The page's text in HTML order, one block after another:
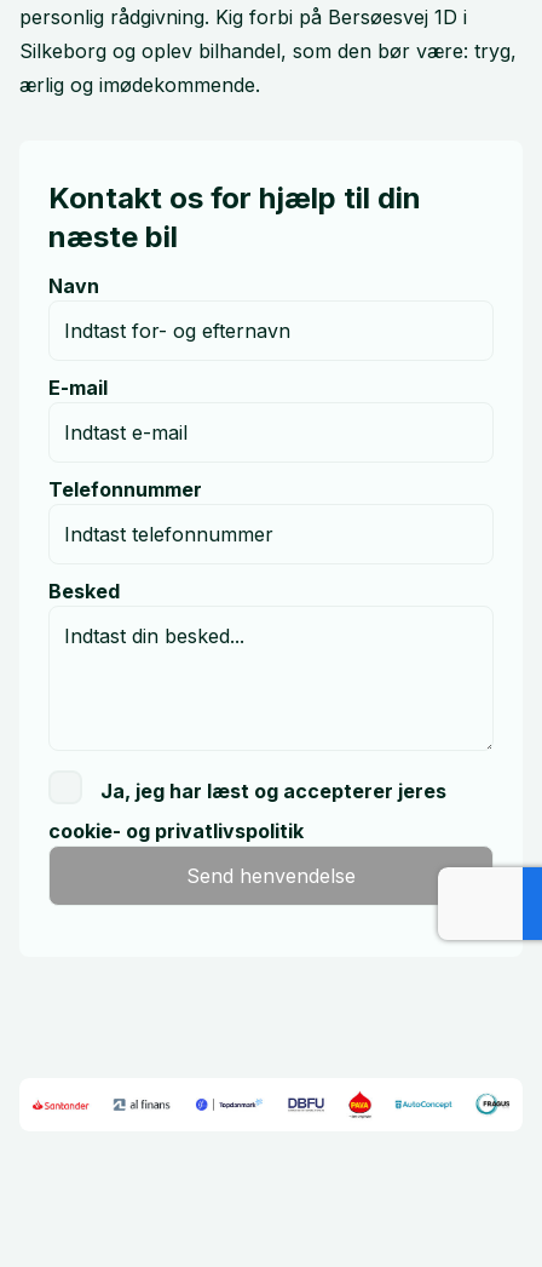
personlig rådgivning. Kig forbi på Bersøesvej 1D i
Silkeborg og oplev bilhandel, som den bør være: tryg,
ærlig og imødekommende.
Kontakt os for hjælp til din
næste bil
Navn
E-mail
Telefonnummer
Besked
Ja, jeg har læst og accepterer jeres
cookie- og privatlivspolitik
Send henvendelse